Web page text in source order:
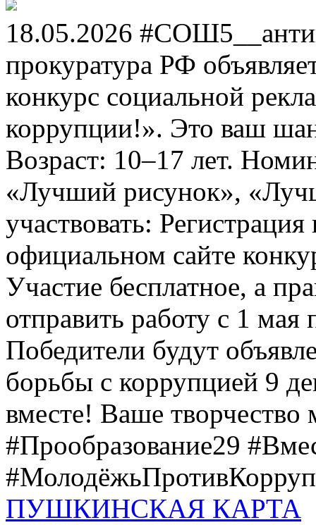
18.05.2026
прокуратура РФ
конкурс социальной
коррупции!». Это ваш
Возраст: 10–17 лет.
«Лучший рисунок»,
участвовать:
официальном сайте
Участие бесплатное, а
отправить работу с 1 мая
Победители будут
борьбы с коррупцией 9
вместе! Ваше творчество
#Прообразование29
ПУШКИНСКАЯ КАРТА